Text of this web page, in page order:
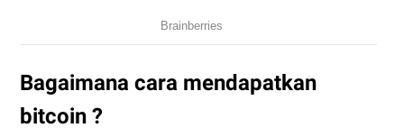
Bagaimana cara mendapatkan
bitcoin ?